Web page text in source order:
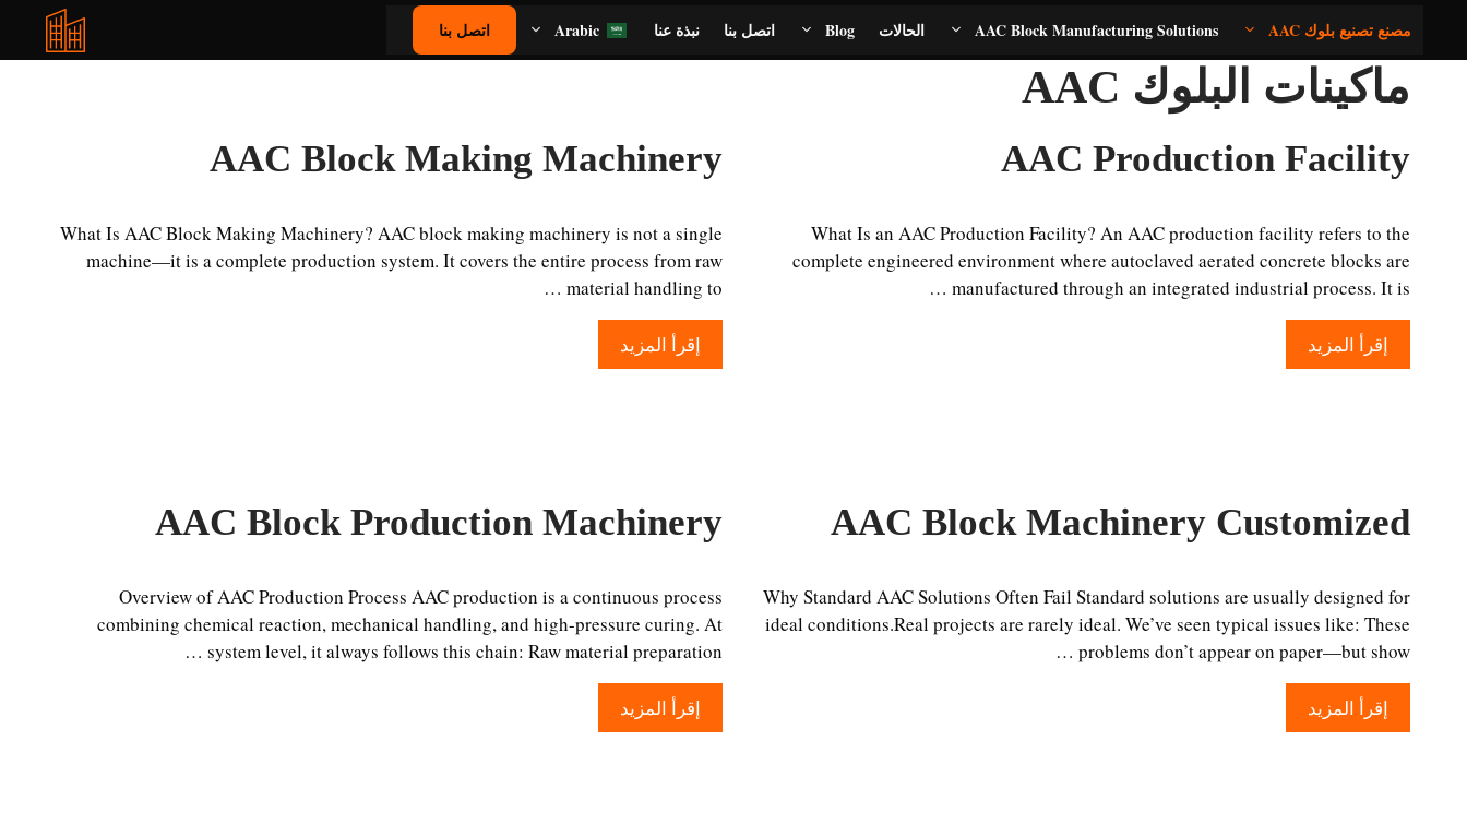
المحتوى
مصنع تصنيع بلوك AAC AAC Block Manufacturing Solutions الحالات Blog اتصل بنا نبذة عنا
Arabic
Spanish
Russian
Portuguese
اتصل بنا
ماكينات البلوك AAC
AAC Production Facility
What Is an AAC Production Facility? An AAC production facility refers to the
complete engineered environment where autoclaved aerated concrete blocks are
manufactured through an integrated industrial process. It is …
إقرأ المزيد
AAC Block Making Machinery
What Is AAC Block Making Machinery? AAC block making machinery is not a single
machine—it is a complete production system. It covers the entire process from raw
material handling to …
إقرأ المزيد
AAC Block Machinery Customized
Why Standard AAC Solutions Often Fail Standard solutions are usually designed for
ideal conditions.Real projects are rarely ideal. We’ve seen typical issues like: These
problems don’t appear on paper—but show …
إقرأ المزيد
AAC Block Production Machinery
Overview of AAC Production Process AAC production is a continuous process
combining chemical reaction, mechanical handling, and high-pressure curing. At
system level, it always follows this chain: Raw material preparation …
إقرأ المزيد